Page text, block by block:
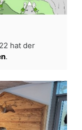
hat der
.